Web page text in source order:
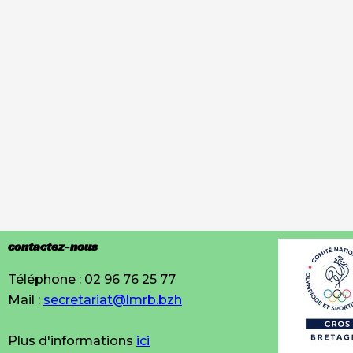
contactez-nous
Téléphone : 02 96 76 25 77
Mail : secretariat@lmrb.bzh
Plus d'informations ici